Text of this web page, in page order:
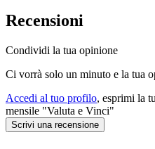
Recensioni
Condividi la tua opinione
Ci vorrà solo un minuto e la tua
Accedi al tuo profilo, esprimi la
mensile "Valuta e Vinci"
Scrivi una recensione